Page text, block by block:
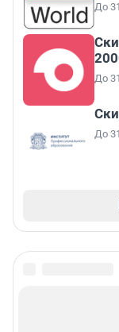
До
До
До